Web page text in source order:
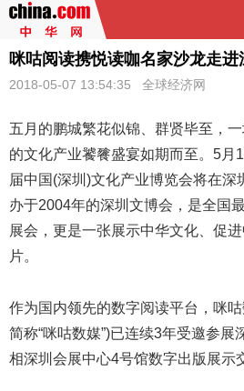
咪咕阅读携悦读咖名家沙龙走进
2018-05-07 13:54:35 全球经济网
五月的鹏城繁花似锦、群贤毕至，
的文化产业饕餮盛宴如期而至。5月
届中国(深圳)文化产业博览会将在深
办于2004年的深圳文博会，是全国
展会，更是一张展示中华文化、促
片。
作为国内领先的数字阅读平台，咪
简称“咪咕数媒”)已连续3年受邀参展
相深圳会展中心4号馆数字出版展示